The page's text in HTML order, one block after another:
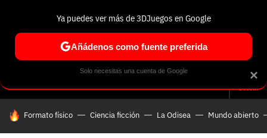
Buscar
HOY SE HABLA DE
Formato físico Ciencia ficción La Odisea Mundo abierto
Entra en 3DJuegos
Correo electrónico
Contraseña
Regístrate en 3DJuegos
Correo electrónico
Contraseña (mínimo 6 caracteres)
Recuperar contraseña
Correo electrónico
Recuperar contraseña Cancelar
Te enviaremos un correo electrónico con un
Facebook:
×
Ya puedes ver más de 3DJuegos en Google
Añádenos como fuente preferida
Solo necesitas una cuenta de Google